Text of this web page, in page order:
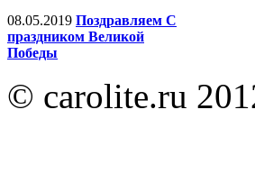
08.05.2019 Поздравляем С
праздником Великой
Победы
© carolite.ru